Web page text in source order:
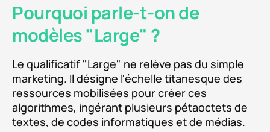
Pourquoi parle-t-on de
modèles "Large" ?
Le qualificatif "Large" ne relève pas du simple
marketing. Il désigne l'échelle titanesque des
ressources mobilisées pour créer ces
algorithmes, ingérant plusieurs pétaoctets de
textes, de codes informatiques et de médias.